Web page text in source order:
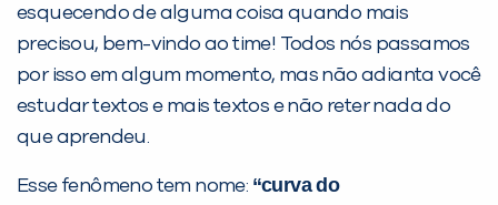
esquecendo de alguma coisa quando mais
precisou, bem-vindo ao time! Todos nós passamos
por isso em algum momento, mas não adianta você
estudar textos e mais textos e não reter nada do
que aprendeu.
Esse fenômeno tem nome: “curva do